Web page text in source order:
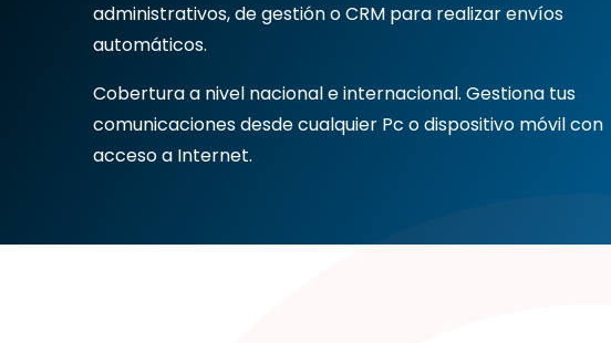
administrativos, de gestión o CRM para realizar enví­os
automáticos.
Cobertura a nivel nacional e internacional. Gestiona tus
comunicaciones desde cualquier Pc o dispositivo móvil con
acceso a Internet.